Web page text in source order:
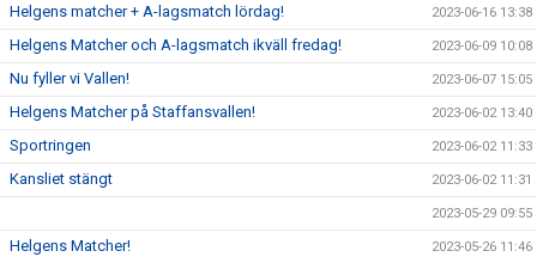
Helgens matcher + A-lagsmatch lördag! 2023-06-16 13:38
Helgens Matcher och A-lagsmatch ikväll fredag! 2023-06-09 10:08
Nu fyller vi Vallen! 2023-06-07 15:05
Helgens Matcher på Staffansvallen! 2023-06-02 13:40
Sportringen 2023-06-02 11:33
Kansliet stängt 2023-06-02 11:31
2023-05-29 09:55
Helgens Matcher! 2023-05-26 11:46